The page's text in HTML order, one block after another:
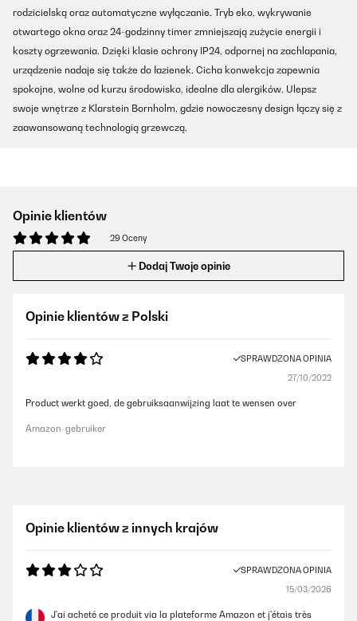
rodzicielską oraz automatyczne wyłączanie. Tryb eko, wykrywanie
otwartego okna oraz 24-godzinny timer zmniejszają zużycie energii i
koszty ogrzewania. Dzięki klasie ochrony IP24, odpornej na zachlapania,
urządzenie nadaje się także do łazienek. Cicha konwekcja zapewnia
spokojne, wolne od kurzu środowisko, idealne dla alergików. Ulepsz
swoje wnętrze z Klarstein Bornholm, gdzie nowoczesny design łączy się z
zaawansowaną technologią grzewczą.
Opinie klientów
29 Oceny
Dodaj Twoje opinie
Opinie klientów z Polski
SPRAWDZONA OPINIA
27/10/2022
Product werkt goed, de gebruiksaanwijzing laat te wensen over
Amazon-gebruiker
Opinie klientów z innych krajów
SPRAWDZONA OPINIA
15/03/2026
J'ai acheté ce produit via la plateforme Amazon et j'étais très